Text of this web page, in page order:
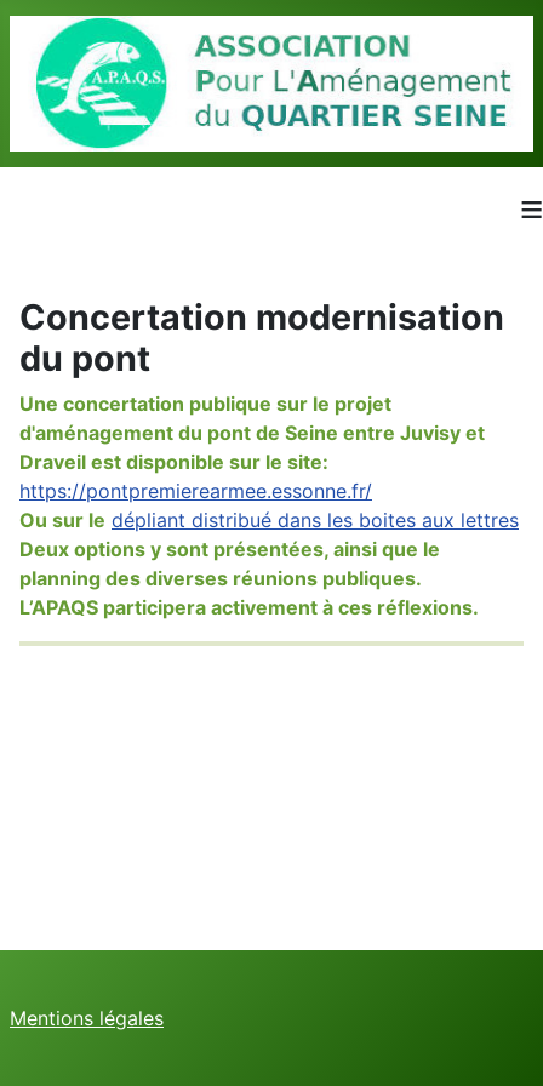
≡
Concertation modernisation
du pont
Une concertation publique sur le projet
d'aménagement du pont de Seine entre Juvisy et
Draveil est disponible sur le site:
https://pontpremierearmee.essonne.fr/
Ou sur le dépliant distribué dans les boites aux lettres
Deux options y sont présentées, ainsi que le
planning des diverses réunions publiques.
L’APAQS participera activement à ces réflexions.
Mentions légales